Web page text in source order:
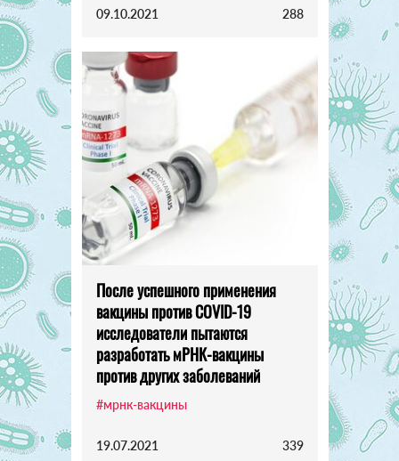
09.10.2021 288
После успешного применения
вакцины против COVID-19
исследователи пытаются
разработать мРНК-вакцины
против других заболеваний
#мрнк-вакцины
19.07.2021 339